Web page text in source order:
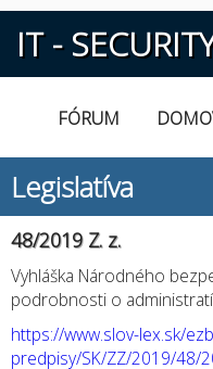
IT -
FÓRUM
Legislatíva
48/2019 Z. z.
Vyhláška Národného
podrobnosti o
https://www.slov-lex.sk/
predpisy/SK/ZZ/2019/48/